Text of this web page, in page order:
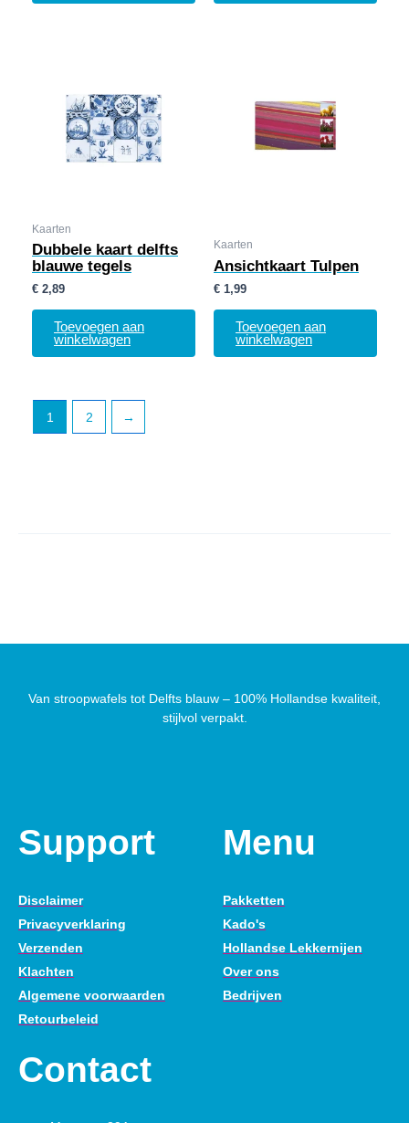
Kaarten
Dubbele kaart delfts
blauwe tegels
€ 2,89
Toevoegen aan
winkelwagen
Kaarten
Ansichtkaart Tulpen
€ 1,99
Toevoegen aan
winkelwagen
1 2 →
Van stroopwafels tot Delfts blauw – 100% Hollandse kwaliteit,
stijlvol verpakt.
Support
Disclaimer
Privacyverklaring
Verzenden
Klachten
Algemene voorwaarden
Retourbeleid
Menu
Pakketten
Kado's
Hollandse Lekkernijen
Over ons
Bedrijven
Contact